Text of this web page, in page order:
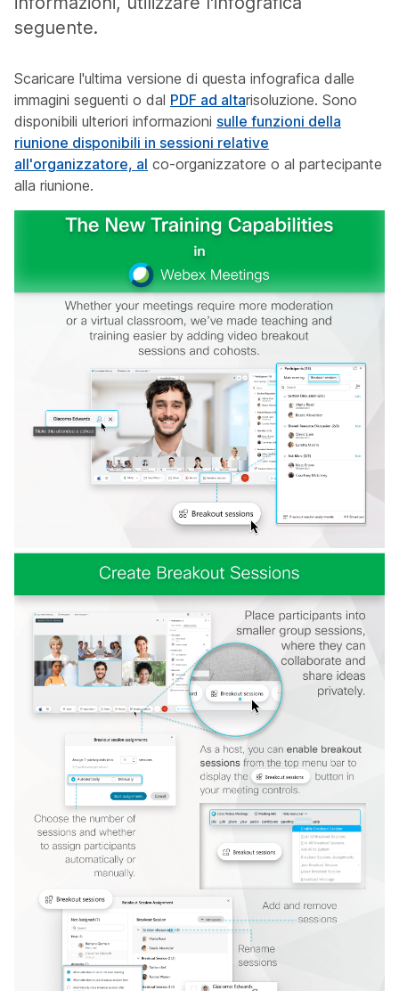
seguente.
Scaricare l'ultima versione di questa infografica dalle
immagini seguenti o dal PDF ad altarisoluzione. Sono
disponibili ulteriori informazioni sulle funzioni della
riunione disponibili in sessioni relative
all'organizzatore, al co-organizzatore o al partecipante
alla riunione.